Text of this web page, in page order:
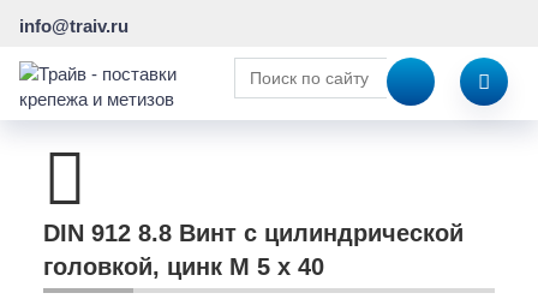
info@traiv.ru
DIN 912 8.8 Винт с цилиндрической
головкой, цинк M 5 x 40